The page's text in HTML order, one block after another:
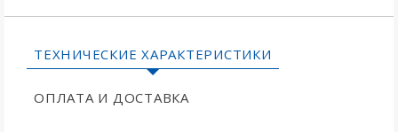
ТЕХНИЧЕСКИЕ ХАРАКТЕРИСТИКИ
ОПЛАТА И ДОСТАВКА